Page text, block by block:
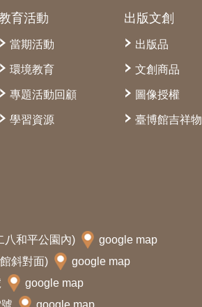
育活動
當期活動
環境教育
專題活動回顧
學習資源
出版文創
出版品
文創商品
圖像授權
臺博館吉祥物
八和平公園內)
google map
斜對面)
google map
google map
google map